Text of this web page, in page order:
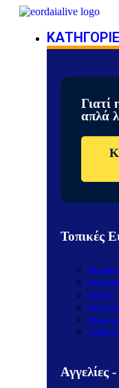
Γιατί
απλά
Τοπικές
Κοζάνη
Καστοριά
Φλώρινα
Γρεβενά
Αγγελίες